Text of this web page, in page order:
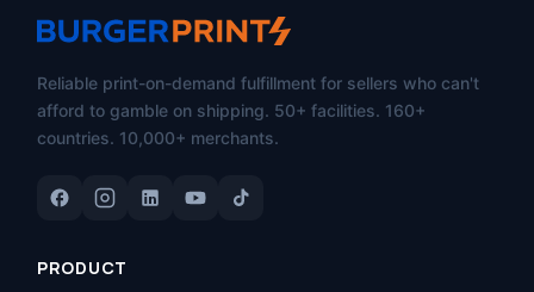
Reliable print-on-demand fulfillment for sellers who can't
afford to gamble on shipping. 50+ facilities. 160+
countries. 10,000+ merchants.
PRODUCT